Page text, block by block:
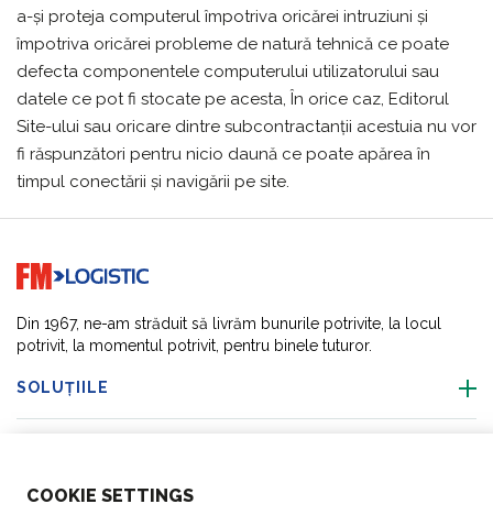
COOKIE SETTINGS
a-și proteja computerul împotriva oricărei intruziuni și
împotriva oricărei probleme de natură tehnică ce poate
defecta componentele computerului utilizatorului sau
datele ce pot fi stocate pe acesta, În orice caz, Editorul
Site-ului sau oricare dintre subcontractanții acestuia nu vor
fi răspunzători pentru nicio daună ce poate apărea în
timpul conectării și navigării pe site.
Go to home page
Din 1967, ne-am străduit să livrăm bunurile potrivite, la locul
potrivit, la momentul potrivit, pentru binele tuturor.
SOLUȚIILE